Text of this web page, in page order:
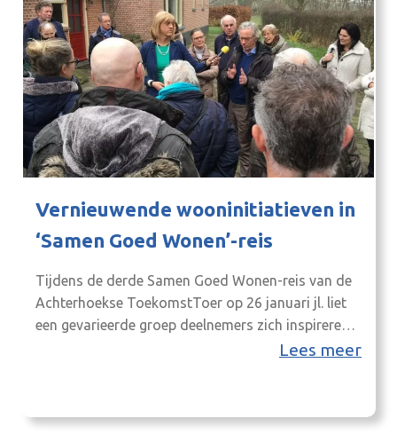
Vernieuwende wooninitiatieven in
‘Samen Goed Wonen’-reis
Tijdens de derde Samen Goed Wonen-reis van de
Achterhoekse ToekomstToer op 26 januari jl. liet
een gevarieerde groep deelnemers zich inspireren
door vernieuwende wooninitiatieven. Gemene deler
mooie dingen weten te realiseren. Ook deze reis
Lees meer